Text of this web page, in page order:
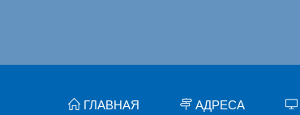
ГЛАВНАЯ АДРЕСА